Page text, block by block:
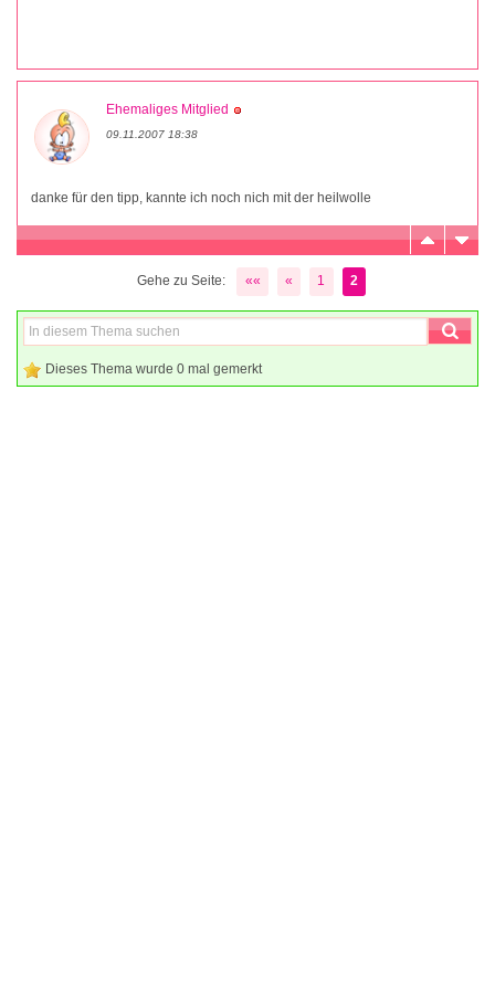
Ehemaliges Mitglied
09.11.2007 18:38
danke für den tipp, kannte ich noch nich mit der heilwolle
Gehe zu Seite: «« « 1 2
Dieses Thema wurde 0 mal gemerkt